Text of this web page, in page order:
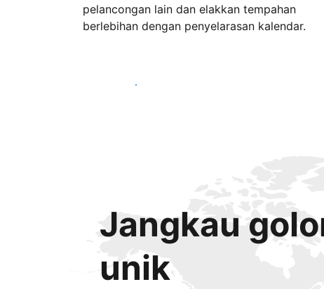
pelancongan lain dan elakkan tempahan
berlebihan dengan penyelarasan kalendar.
Mulakan hari ini
Jangkau
unik